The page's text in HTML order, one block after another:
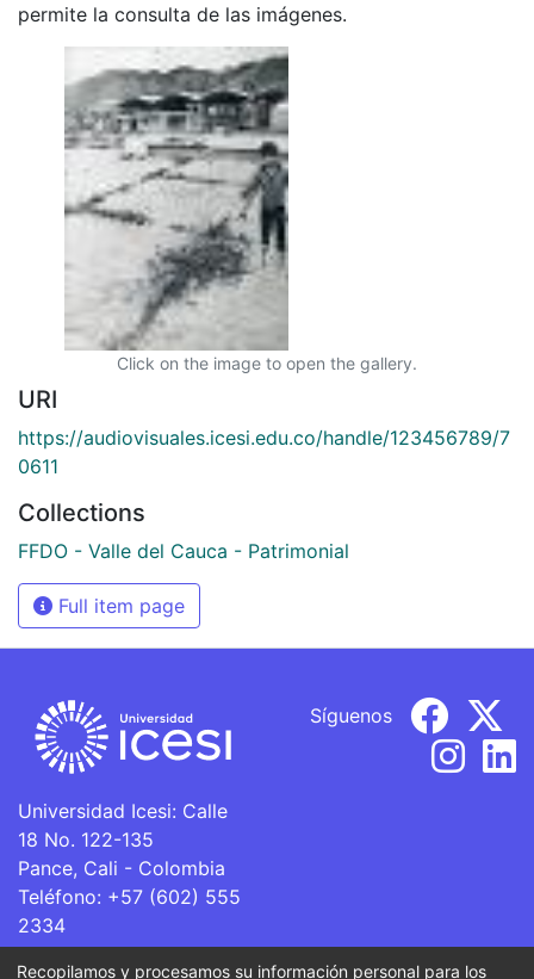
permite la consulta de las imágenes.
Click on the image to open the gallery.
URI
https://audiovisuales.icesi.edu.co/handle/123456789/7
0611
Collections
FFDO - Valle del Cauca - Patrimonial
Full item page
Universidad Icesi: Calle
18 No. 122-135
Pance, Cali - Colombia
Teléfono: +57 (602) 555
2334
ventanillaunica@icesi.edu.co
Síguenos
Recopilamos y procesamos su información personal para los